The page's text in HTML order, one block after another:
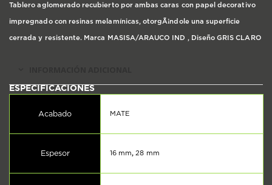
Tablero aglomerado recubierto por ambas caras con papel decorativo
impregnado con resinas melamínicas, otorgÃ¡ndole una superficie
cerrada y resistente. Marca MASISA/ARAUCO IND , Diseño GRIS CLARO
Acabado MATE
Espesor 16 mm,28 mm